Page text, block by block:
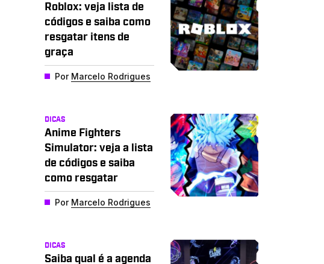
Roblox: veja lista de
códigos e saiba como
resgatar itens de
graça
Por Marcelo Rodrigues
DICAS
Anime Fighters
Simulator: veja a lista
de códigos e saiba
como resgatar
Por Marcelo Rodrigues
DICAS
Saiba qual é a agenda